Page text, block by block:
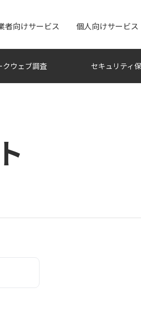
者向けサービス 個人向けサービス
クウェブ調査 セキュリティ